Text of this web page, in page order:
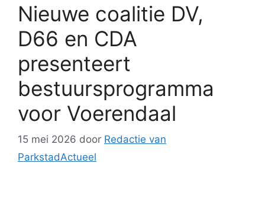
Nieuwe coalitie DV,
D66 en CDA
presenteert
bestuursprogramma
voor Voerendaal
15 mei 2026 door Redactie van
ParkstadActueel